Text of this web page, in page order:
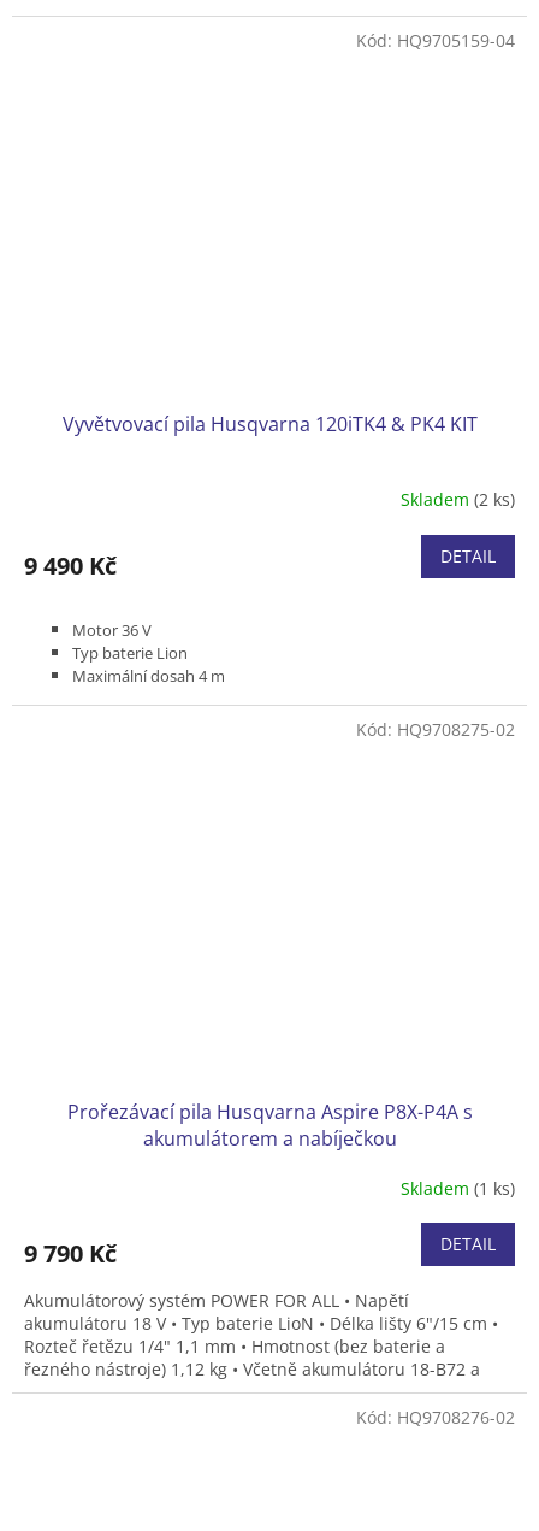
Plotostřih HK4: maximální dosah 4 m, maximální průměr větví
15 mm, délka stříhací lišty 50 cm, hmotnost bez baterie 4,5 kg
Vyvětvovací pila Husqvarna 120iTK4 & PK4 KIT
Skladem (2 ks)
9 490 Kč DETAIL
Motor 36 V
Typ baterie Lion
Maximální dosah 4 m
Kód: HQ9705159-04
Prořezávací pila Husqvarna Aspire P8X-P4A s
akumulátorem a nabíječkou
Skladem (1 ks)
9 790 Kč DETAIL
Akumulátorový systém POWER FOR ALL • Napětí
akumulátoru 18 V • Typ baterie LioN • Délka lišty 6"/15 cm •
Rozteč řetězu 1/4" 1,1 mm • Hmotnost (bez baterie a
řezného nástroje) 1,12 kg • Včetně akumulátoru 18-B72 a
nabíječky 18-C100
Kód: HQ9708275-02
Kód: HQ9708276-02